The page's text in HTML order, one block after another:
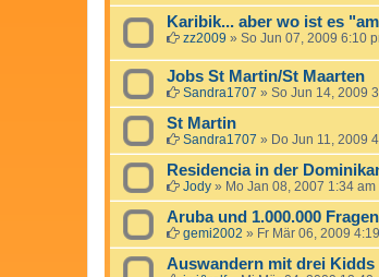
Karibik... aber wo ist es
zz2009 » So Jun 07, 2009 6:10
Jobs St Martin/St Maarten
Sandra1707 » So Jun 14, 2009
St Martin
Sandra1707 » Do Jun 11, 2009
Residencia in der
Jody » Mo Jan 08, 2007 1:34 am
Aruba und 1.000.000
gemi2002 » Fr Mär 06, 2009
Auswandern mit drei